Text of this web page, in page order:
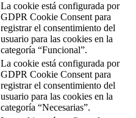
La cookie está configurada por
GDPR Cookie Consent para
registrar el consentimiento del
usuario para las cookies en la
categoría “Funcional”.
La cookie está configurada por
GDPR Cookie Consent para
registrar el consentimiento del
usuario para las cookies en la
categoría “Necesarias”.